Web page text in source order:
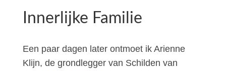
Innerlijke Familie
Een paar dagen later ontmoet ik Arienne
Klijn, de grondlegger van Schilden van